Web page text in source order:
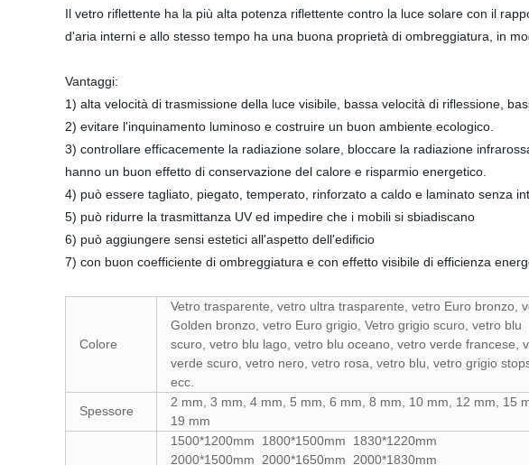
Il vetro riflettente ha la più alta potenza riflettente contro la luce solare con il
d'aria interni e allo stesso tempo ha una buona proprietà di ombreggiatura, in
Vantaggi:
1) alta velocità di trasmissione della luce visibile, bassa velocità di riflessione,
2) evitare l'inquinamento luminoso e costruire un buon ambiente ecologico.
3) controllare efficacemente la radiazione solare, bloccare la radiazione
hanno un buon effetto di conservazione del calore e risparmio energetico.
4) può essere tagliato, piegato, temperato, rinforzato a caldo e laminato senza
5) può ridurre la trasmittanza UV ed impedire che i mobili si sbiadiscano
6) può aggiungere sensi estetici all'aspetto dell'edificio
7) con buon coefficiente di ombreggiatura e con effetto visibile di efficienza
Colore
Vetro trasparente, vetro ultra trasparente, vetro Euro bronzo,
Golden bronzo, vetro Euro grigio, Vetro grigio scuro, vetro blu
scuro, vetro blu lago, vetro blu oceano, vetro verde francese,
verde scuro, vetro nero, vetro rosa, vetro blu, vetro grigio
ecc.
Spessore
2 mm, 3 mm, 4 mm, 5 mm, 6 mm, 8 mm, 10 mm, 12 mm, 15
19 mm
1500*1200mm 1800*1500mm 1830*1220mm
2000*1500mm 2000*1650mm 2000*1830mm